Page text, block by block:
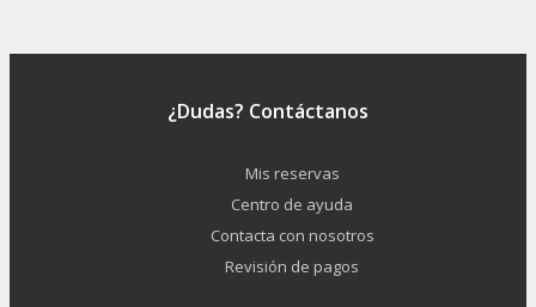
¿Dudas? Contáctanos
Mis reservas
Centro de ayuda
Contacta con nosotros
Revisión de pagos